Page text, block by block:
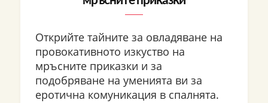
Открийте тайните за овладяване на
провокативното изкуство на
мръсните приказки и за
подобряване на уменията ви за
еротична комуникация в спалнята.